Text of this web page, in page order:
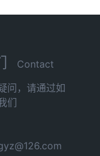
Contact
问，请通过如
们